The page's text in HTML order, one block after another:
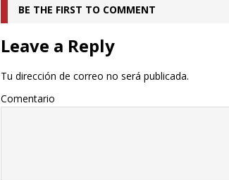
BE THE FIRST TO COMMENT
Leave a Reply
Tu dirección de correo no será publicada.
Comentario